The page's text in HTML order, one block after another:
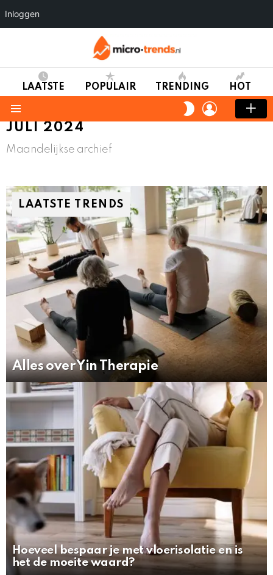
LAATSTE POPULAIR TRENDING HOT
SWITCH
SKIN
LOGIN
JULI 2024
Maandelijkse archief
LAATSTE TRENDS
Alles over Yin Therapie
Hoeveel bespaar je met vloerisolatie en is
het de moeite waard?
Inloggen